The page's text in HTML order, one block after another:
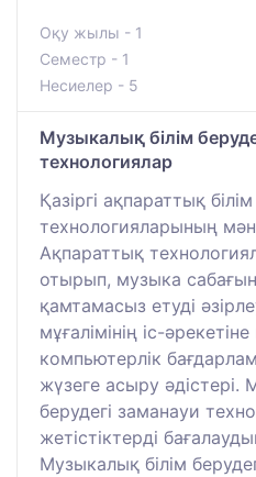
Оқу жылы - 1
Семестр - 1
Несиелер - 5
Музыкалық білім
технологиялар
Қазіргі ақпараттық
технологияларының
Ақпараттық
отырып, музыка
қамтамасыз етуді
мұғалімінің іс-
компьютерлік
жүзеге асыру әдістері.
берудегі заманауи
жетістіктерді
Музыкалық білім